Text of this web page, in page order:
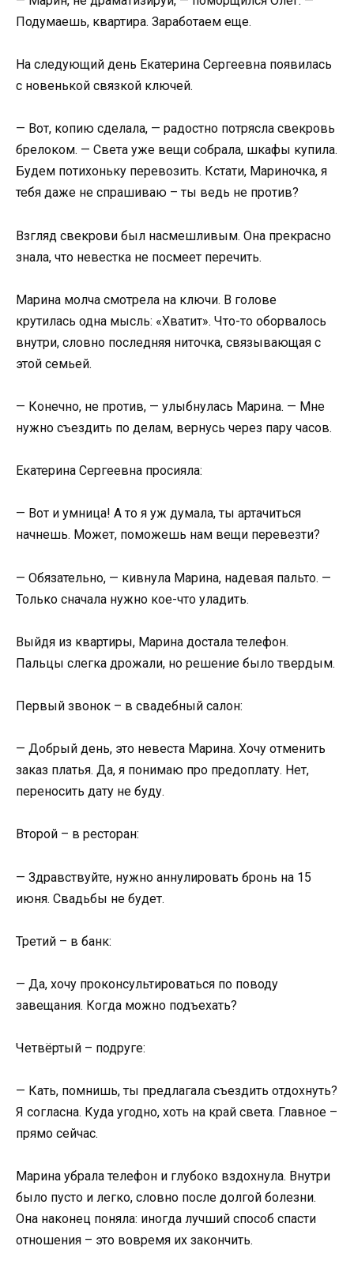
Подумаешь, квартира. Заработаем еще.
На следующий день Екатерина Сергеевна появилась
с новенькой связкой ключей.
— Вот, копию сделала, — радостно потрясла свекровь
брелоком. — Света уже вещи собрала, шкафы купила.
Будем потихоньку перевозить. Кстати, Мариночка, я
тебя даже не спрашиваю – ты ведь не против?
Взгляд свекрови был насмешливым. Она прекрасно
знала, что невестка не посмеет перечить.
Марина молча смотрела на ключи. В голове
крутилась одна мысль: «Хватит». Что-то оборвалось
внутри, словно последняя ниточка, связывающая с
этой семьей.
— Конечно, не против, — улыбнулась Марина. — Мне
нужно съездить по делам, вернусь через пару часов.
Екатерина Сергеевна просияла:
— Вот и умница! А то я уж думала, ты артачиться
начнешь. Может, поможешь нам вещи перевезти?
— Обязательно, — кивнула Марина, надевая пальто. —
Только сначала нужно кое-что уладить.
Выйдя из квартиры, Марина достала телефон.
Пальцы слегка дрожали, но решение было твердым.
Первый звонок – в свадебный салон:
— Добрый день, это невеста Марина. Хочу отменить
заказ платья. Да, я понимаю про предоплату. Нет,
переносить дату не буду.
Второй – в ресторан:
— Здравствуйте, нужно аннулировать бронь на 15
июня. Свадьбы не будет.
Третий – в банк:
— Да, хочу проконсультироваться по поводу
завещания. Когда можно подъехать?
Четвёртый – подруге:
— Кать, помнишь, ты предлагала съездить отдохнуть?
Я согласна. Куда угодно, хоть на край света. Главное –
прямо сейчас.
Марина убрала телефон и глубоко вздохнула. Внутри
было пусто и легко, словно после долгой болезни.
Она наконец поняла: иногда лучший способ спасти
отношения – это вовремя их закончить.